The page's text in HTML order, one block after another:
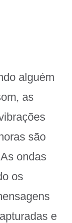
alguém
as
são
ondas
os
e